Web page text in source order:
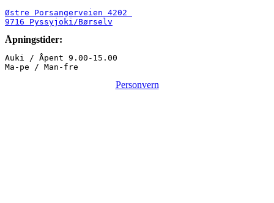
Østre Porsangerveien 4202
9716 Pyssyjoki/Børselv
Åpningstider:
Auki / Åpent 9.00-15.00
Ma-pe / Man-fre
Personvern